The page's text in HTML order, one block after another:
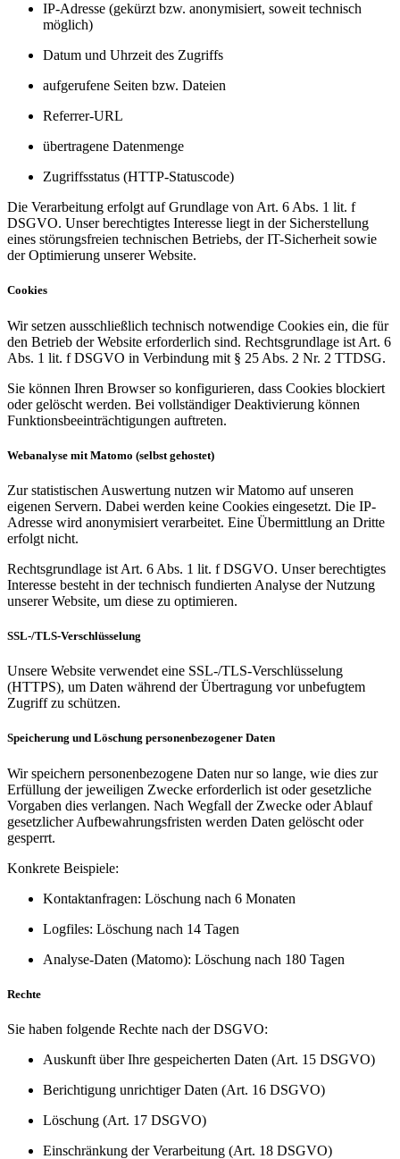
IP-Adresse (gekürzt bzw. anonymisiert, soweit technisch
möglich)
Datum und Uhrzeit des Zugriffs
aufgerufene Seiten bzw. Dateien
Referrer-URL
übertragene Datenmenge
Zugriffsstatus (HTTP-Statuscode)
Die Verarbeitung erfolgt auf Grundlage von Art. 6 Abs. 1 lit. f
DSGVO. Unser berechtigtes Interesse liegt in der Sicherstellung
eines störungsfreien technischen Betriebs, der IT-Sicherheit sowie
der Optimierung unserer Website.
Cookies
Wir setzen ausschließlich technisch notwendige Cookies ein, die für
den Betrieb der Website erforderlich sind. Rechtsgrundlage ist Art. 6
Abs. 1 lit. f DSGVO in Verbindung mit § 25 Abs. 2 Nr. 2 TTDSG.
Sie können Ihren Browser so konfigurieren, dass Cookies blockiert
oder gelöscht werden. Bei vollständiger Deaktivierung können
Funktionsbeeinträchtigungen auftreten.
Webanalyse mit Matomo (selbst gehostet)
Zur statistischen Auswertung nutzen wir Matomo auf unseren
eigenen Servern. Dabei werden keine Cookies eingesetzt. Die IP-
Adresse wird anonymisiert verarbeitet. Eine Übermittlung an Dritte
erfolgt nicht.
Rechtsgrundlage ist Art. 6 Abs. 1 lit. f DSGVO. Unser berechtigtes
Interesse besteht in der technisch fundierten Analyse der Nutzung
unserer Website, um diese zu optimieren.
SSL-/TLS-Verschlüsselung
Unsere Website verwendet eine SSL-/TLS-Verschlüsselung
(HTTPS), um Daten während der Übertragung vor unbefugtem
Zugriff zu schützen.
Speicherung und Löschung personenbezogener Daten
Wir speichern personenbezogene Daten nur so lange, wie dies zur
Erfüllung der jeweiligen Zwecke erforderlich ist oder gesetzliche
Vorgaben dies verlangen. Nach Wegfall der Zwecke oder Ablauf
gesetzlicher Aufbewahrungsfristen werden Daten gelöscht oder
gesperrt.
Konkrete Beispiele:
Kontaktanfragen: Löschung nach 6 Monaten
Logfiles: Löschung nach 14 Tagen
Analyse-Daten (Matomo): Löschung nach 180 Tagen
Rechte
Sie haben folgende Rechte nach der DSGVO:
Auskunft über Ihre gespeicherten Daten (Art. 15 DSGVO)
Berichtigung unrichtiger Daten (Art. 16 DSGVO)
Löschung (Art. 17 DSGVO)
Einschränkung der Verarbeitung (Art. 18 DSGVO)